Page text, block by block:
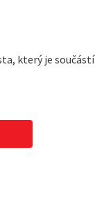
který je součástí